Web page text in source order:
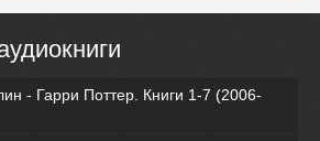
- Гарри Поттер. Книги 1-7 (2006-